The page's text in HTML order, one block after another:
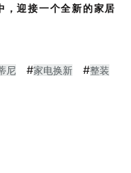
，迎接一个全新的家居
尼 #家电换新 #整装